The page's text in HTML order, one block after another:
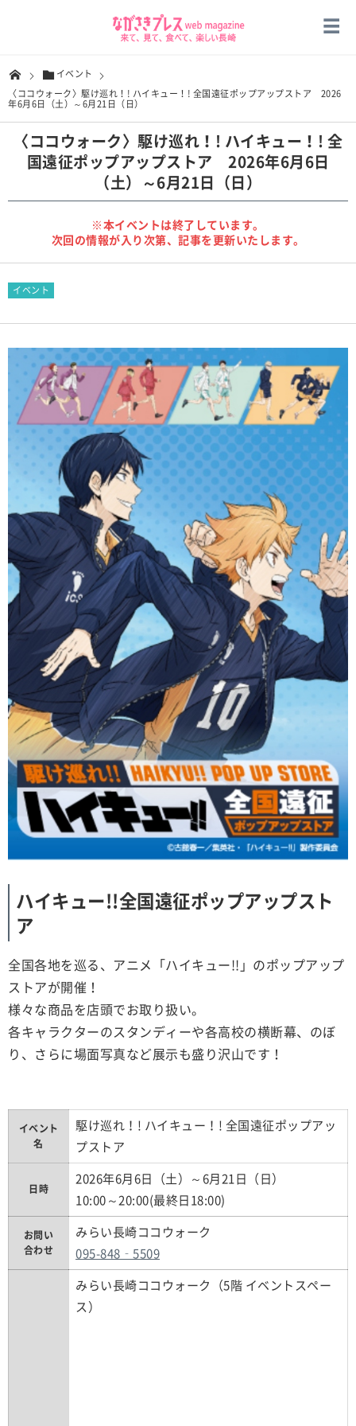
イベント
〈ココウォーク〉駆け巡れ！! ハイキュー！! 全国遠征ポップアップストア 2026
年6月6日（土）～6月21日（日）
〈ココウォーク〉駆け巡れ！! ハイキュー！! 全
国遠征ポップアップストア 2026年6月6日
（土）～6月21日（日）
※本イベントは終了しています。
次回の情報が入り次第、記事を更新いたします。
イベント
ハイキュー!!全国遠征ポップアップスト
ア
全国各地を巡る、アニメ「ハイキュー!!」のポップアップ
ストアが開催！
様々な商品を店頭でお取り扱い。
各キャラクターのスタンディーや各高校の横断幕、のぼ
り、さらに場面写真など展示も盛り沢山です！
イベント
名
駆け巡れ！! ハイキュー！! 全国遠征ポップアッ
プストア
日時
2026年6月6日（土）～6月21日（日）
10:00～20:00(最終日18:00)
お問い
合わせ
みらい長崎ココウォーク
095-848‐5509
みらい長崎ココウォーク（5階 イベントスペー
ス）